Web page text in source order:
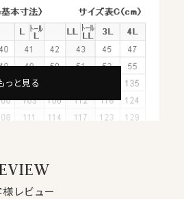
綿（詳しくは繊維の長さが
超長綿
といいます。
南西部が産地のスーピマ綿で
使用した80番手双糸の白無地
っと見る
レビュー